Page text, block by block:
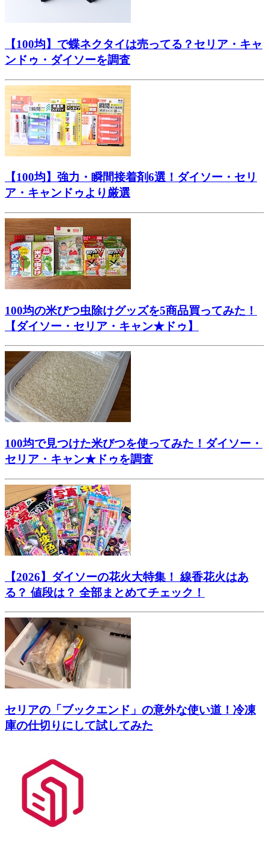
【100均】で蝶ネクタイは売ってる？セリア・キャ
ンドゥ・ダイソーを調査
【100均】強力・瞬間接着剤6選！ダイソー・セリ
ア・キャンドゥより厳選
100均の米びつ虫除けグッズを5商品買ってみた！
【ダイソー・セリア・キャン★ドゥ】
100均で見つけた米びつを使ってみた！ダイソー・
セリア・キャン★ドゥを調査
【2026】ダイソーの花火大特集！ 線香花火はあ
る？ 値段は？ 全部まとめてチェック！
セリアの「ブックエンド」の意外な使い道！冷凍
庫の仕切りにして試してみた